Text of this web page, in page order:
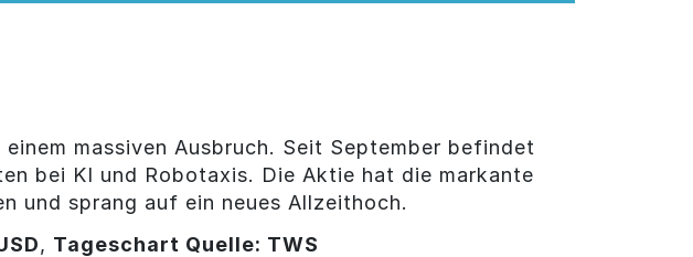
massiven Ausbruch. Seit September befindet
bei KI und Robotaxis. Die Aktie hat die markante
und sprang auf ein neues Allzeithoch.
, Tageschart Quelle: TWS